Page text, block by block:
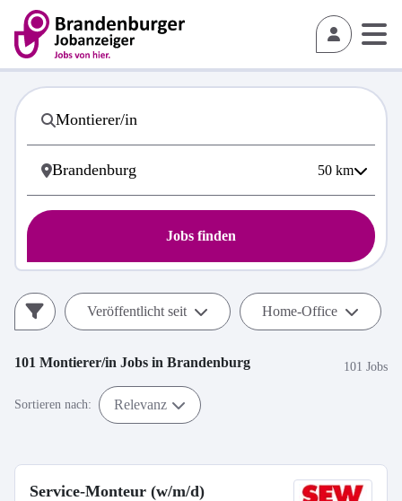
50 km
Jobs finden
Veröffentlicht seit Home-Office
101 Montierer/in Jobs in Brandenburg 101 Jobs
Sortieren nach: Relevanz
Service-Monteur (w/m/d)